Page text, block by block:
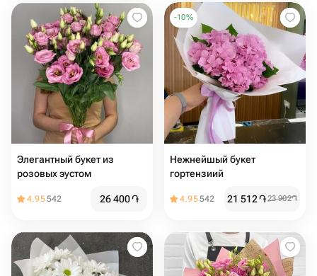
Элегантный букет из
розовых эустом
4.95542 26 400֏
-10%
Нежнейшый букет
гортензиий
4.95542 21 512֏23 902֏